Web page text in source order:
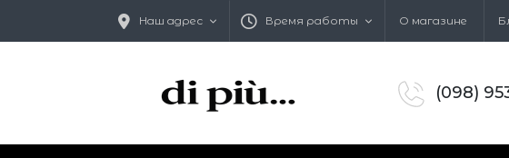
Наш адрес Время работы О магазине
(098)